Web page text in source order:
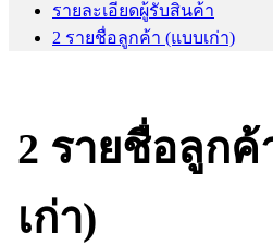
รายละเอียดผู้รับสินค้า
2 รายชื่อลูกค้า (แบบเก่า)
2 รายชื่อลูก
เก่า)